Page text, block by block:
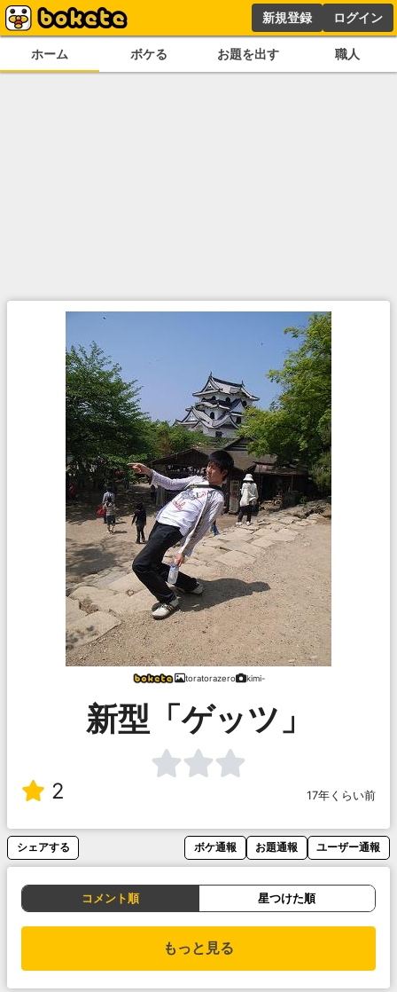
新規登録 ログイン
ホーム ボケる お題を出す 職人
toratorazero kimi-
新型「ゲッツ」
2 17年くらい前
シェアする ボケ通報 お題通報 ユーザー通報
コメント順 星つけた順
もっと見る